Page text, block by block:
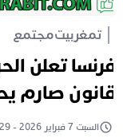
تمغربيتمجتمع
تعلن
صارم
السبت 7 فبراير 2026 - 15:29